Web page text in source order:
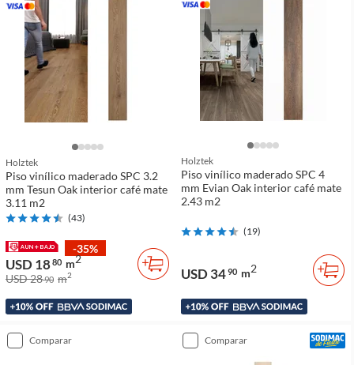
Holztek
Piso vinílico maderado SPC 3.2
mm Tesun Oak interior café mate
3.11 m2
(43)
-35%
USD 1880 m2
USD 2890 m2
Holztek
Piso vinílico maderado SPC 4
mm Evian Oak interior café mate
2.43 m2
(19)
USD 3490 m2
comparar comparar